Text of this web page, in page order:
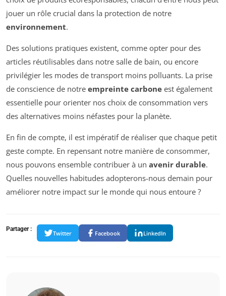
jouer un rôle crucial dans la protection de notre
environnement.
Des solutions pratiques existent, comme opter pour des
articles réutilisables dans notre salle de bain, ou encore
privilégier les modes de transport moins polluants. La prise
de conscience de notre empreinte carbone est également
essentielle pour orienter nos choix de consommation vers
des alternatives moins néfastes pour la planète.
En fin de compte, il est impératif de réaliser que chaque petit
geste compte. En repensant notre manière de consommer,
nous pouvons ensemble contribuer à un avenir durable.
Quelles nouvelles habitudes adopterons-nous demain pour
améliorer notre impact sur le monde qui nous entoure ?
Partager :
Twitter Facebook LinkedIn